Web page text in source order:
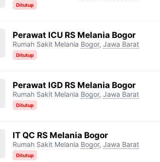
Ditutup
Perawat ICU RS Melania Bogor
Rumah Sakit Melania Bogor, Jawa Barat
Ditutup
Perawat IGD RS Melania Bogor
Rumah Sakit Melania Bogor, Jawa Barat
Ditutup
IT QC RS Melania Bogor
Rumah Sakit Melania Bogor, Jawa Barat
Ditutup